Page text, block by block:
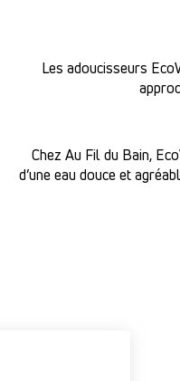
Les adoucisseurs
Chez Au Fil du Bain,
d’une eau douce et